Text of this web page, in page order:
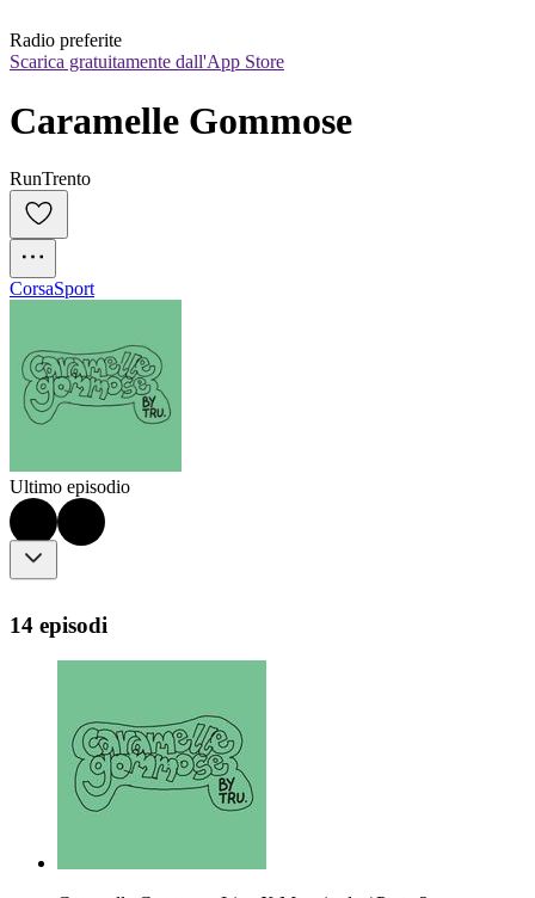
Radio preferite
Scarica gratuitamente dall'App Store
Caramelle Gommose
RunTrento
CorsaSport
Ultimo episodio
14 episodi